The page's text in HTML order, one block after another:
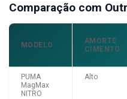
Comparação com
MODELO
AMORTE
CIMENTO
PUMA
MagMax
NITRO
Alto